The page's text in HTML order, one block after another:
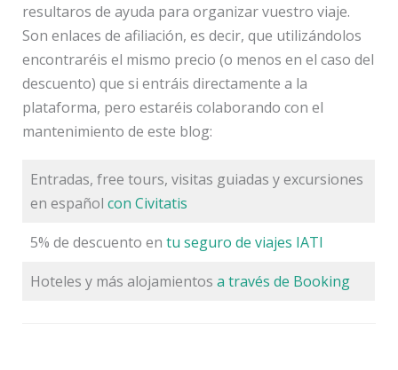
resultaros de ayuda para organizar vuestro viaje.
Son enlaces de afiliación, es decir, que utilizándolos
encontraréis el mismo precio (o menos en el caso del
descuento) que si entráis directamente a la
plataforma, pero estaréis colaborando con el
mantenimiento de este blog:
Entradas, free tours, visitas guiadas y excursiones
en español con Civitatis
5% de descuento en tu seguro de viajes IATI
Hoteles y más alojamientos a través de Booking